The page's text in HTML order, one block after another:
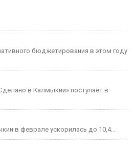
бюджетирования в этом году
в Калмыкии» поступает в
в феврале ускорилась до 10,4...